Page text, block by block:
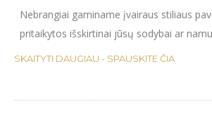
APTVĖRIMAI, ATITVAROS,
TVORELĖS
Nebrangiai gaminame įvairaus stiliaus
pritaikytos išskirtinai jūsų sodybai
SKAITYTI DAUGIAU - SPAUSKITE ČIA